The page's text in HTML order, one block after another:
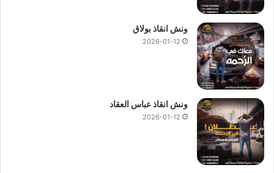
ونش انقاذ بولاق
2026-01-12
ونش انقاذ عباس العقاد
2026-01-12